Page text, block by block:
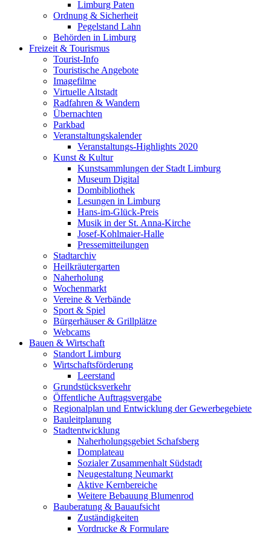
Limburg Paten
Ordnung & Sicherheit
Pegelstand Lahn
Behörden in Limburg
Freizeit & Tourismus
Tourist-Info
Touristische Angebote
Imagefilme
Virtuelle Altstadt
Radfahren & Wandern
Übernachten
Parkbad
Veranstaltungskalender
Veranstaltungs-Highlights 2020
Kunst & Kultur
Kunstsammlungen der Stadt Limburg
Museum Digital
Dombibliothek
Lesungen in Limburg
Hans-im-Glück-Preis
Musik in der St. Anna-Kirche
Josef-Kohlmaier-Halle
Pressemitteilungen
Stadtarchiv
Heilkräutergarten
Naherholung
Wochenmarkt
Vereine & Verbände
Sport & Spiel
Bürgerhäuser & Grillplätze
Webcams
Bauen & Wirtschaft
Standort Limburg
Wirtschaftsförderung
Leerstand
Grundstücksverkehr
Öffentliche Auftragsvergabe
Regionalplan und Entwicklung der Gewerbegebiete
Bauleitplanung
Stadtentwicklung
Naherholungsgebiet Schafsberg
Domplateau
Sozialer Zusammenhalt Südstadt
Neugestaltung Neumarkt
Aktive Kernbereiche
Weitere Bebauung Blumenrod
Bauberatung & Bauaufsicht
Zuständigkeiten
Vordrucke & Formulare